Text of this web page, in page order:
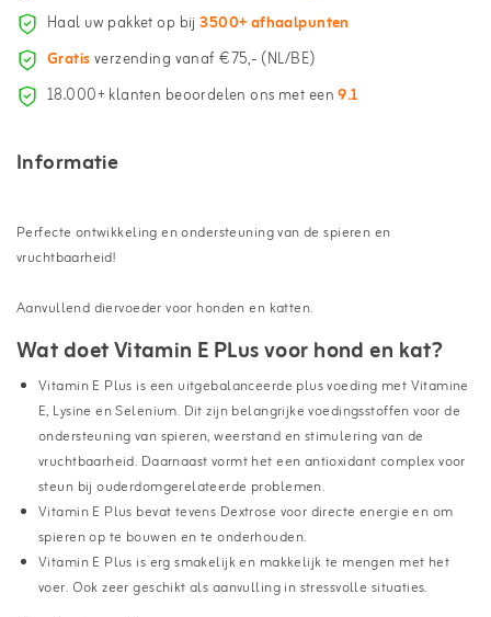
Haal uw pakket op bij3500+ afhaalpunten
Gratisverzending vanaf €75,- (NL/BE)
18.000+ klanten beoordelen ons met een9.1
Informatie
Perfecte ontwikkeling en ondersteuning van de spieren en
vruchtbaarheid!
Aanvullend diervoeder voor honden en katten.
Wat doet Vitamin E PLus voor hond en kat?
Vitamin E Plus is een uitgebalanceerde plus voeding met Vitamine
E, Lysine en Selenium. Dit zijn belangrijke voedingsstoffen voor de
ondersteuning van spieren, weerstand en stimulering van de
vruchtbaarheid. Daarnaast vormt het een antioxidant complex voor
steun bij ouderdomgerelateerde problemen.
Vitamin E Plus bevat tevens Dextrose voor directe energie en om
spieren op te bouwen en te onderhouden.
Vitamin E Plus is erg smakelijk en makkelijk te mengen met het
voer. Ook zeer geschikt als aanvulling in stressvolle situaties.